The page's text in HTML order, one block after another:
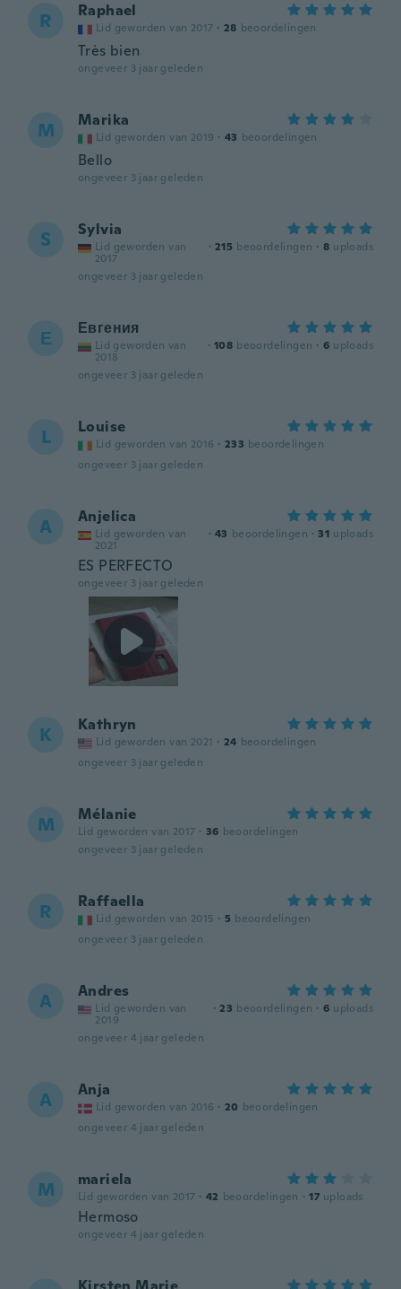
R Raphael
Lid geworden van 2017 · 28 beoordelingen
Très bien
ongeveer 3 jaar geleden
M Marika
Lid geworden van 2019 · 43 beoordelingen
Bello
ongeveer 3 jaar geleden
S Sylvia
Lid geworden van
2017
· 215 beoordelingen · 8 uploads
ongeveer 3 jaar geleden
Е Евгения
Lid geworden van
2018
· 108 beoordelingen · 6 uploads
ongeveer 3 jaar geleden
L Louise
Lid geworden van 2016 · 233 beoordelingen
ongeveer 3 jaar geleden
A Anjelica
Lid geworden van
2021
· 43 beoordelingen · 31 uploads
ES PERFECTO
ongeveer 3 jaar geleden
K Kathryn
Lid geworden van 2021 · 24 beoordelingen
ongeveer 3 jaar geleden
M Mélanie
Lid geworden van 2017 · 36 beoordelingen
ongeveer 3 jaar geleden
R Raffaella
Lid geworden van 2015 · 5 beoordelingen
ongeveer 3 jaar geleden
A Andres
Lid geworden van
2019
· 23 beoordelingen · 6 uploads
ongeveer 4 jaar geleden
A Anja
Lid geworden van 2016 · 20 beoordelingen
ongeveer 4 jaar geleden
M mariela
Lid geworden van 2017 · 42 beoordelingen · 17 uploads
Hermoso
ongeveer 4 jaar geleden